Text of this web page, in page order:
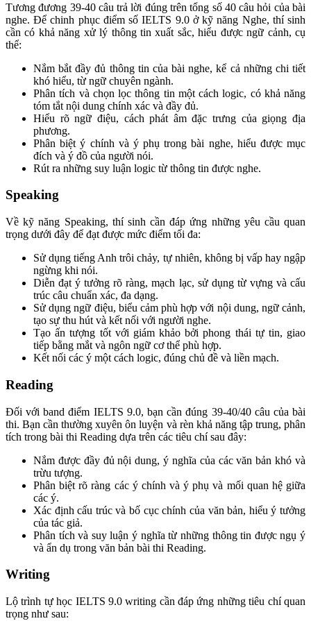
Tương đương 39-40 câu trả lời đúng trên tổng số 40 câu hỏi của bài
nghe. Để chinh phục điểm số IELTS 9.0 ở kỹ năng Nghe, thí sinh
cần có khả năng xử lý thông tin xuất sắc, hiểu được ngữ cảnh, cụ
thể:
Nắm bắt đầy đủ thông tin của bài nghe, kể cả những chi tiết
khó hiểu, từ ngữ chuyên ngành.
Phân tích và chọn lọc thông tin một cách logic, có khả năng
tóm tắt nội dung chính xác và đầy đủ.
Hiểu rõ ngữ điệu, cách phát âm đặc trưng của giọng địa
phương.
Phân biệt ý chính và ý phụ trong bài nghe, hiểu được mục
đích và ý đồ của người nói.
Rút ra những suy luận logic từ thông tin được nghe.
Speaking
Về kỹ năng Speaking, thí sinh cần đáp ứng những yêu cầu quan
trọng dưới đây để đạt được mức điểm tối đa:
Sử dụng tiếng Anh trôi chảy, tự nhiên, không bị vấp hay ngập
ngừng khi nói.
Diễn đạt ý tưởng rõ ràng, mạch lạc, sử dụng từ vựng và cấu
trúc câu chuẩn xác, đa dạng.
Sử dụng ngữ điệu, biểu cảm phù hợp với nội dung, ngữ cảnh,
tạo sự thu hút và kết nối với người nghe.
Tạo ấn tượng tốt với giám khảo bởi phong thái tự tin, giao
tiếp bằng mắt và ngôn ngữ cơ thể phù hợp.
Kết nối các ý một cách logic, đúng chủ đề và liền mạch.
Reading
Đối với band điểm IELTS 9.0, bạn cần đúng 39-40/40 câu của bài
thi. Bạn cần thường xuyên ôn luyện và rèn khả năng tập trung, phân
tích trong bài thi Reading dựa trên các tiêu chí sau đây:
Nắm được đầy đủ nội dung, ý nghĩa của các văn bản khó và
trừu tượng.
Phân biệt rõ ràng các ý chính và ý phụ và mối quan hệ giữa
các ý.
Xác định cấu trúc và bố cục chính của văn bản, hiểu ý tưởng
của tác giả.
Phân tích và suy luận ý nghĩa từ những thông tin được ngụ ý
và ẩn dụ trong văn bản bài thi Reading.
Writing
Lộ trình tự học IELTS 9.0 writing cần đáp ứng những tiêu chí quan
trọng như sau: